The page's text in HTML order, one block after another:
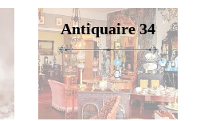
Antiquaire 34